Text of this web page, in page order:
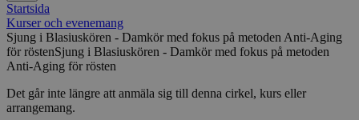
Startsida
Kurser och evenemang
Sjung i Blasiuskören - Damkör med fokus på metoden Anti-Aging
för röstenSjung i Blasiuskören - Damkör med fokus på metoden
Anti-Aging för rösten
Det går inte längre att anmäla sig till denna cirkel, kurs eller
arrangemang.